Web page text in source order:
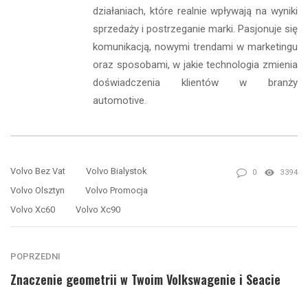
działaniach, które realnie wpływają na wyniki
sprzedaży i postrzeganie marki. Pasjonuje się
komunikacją, nowymi trendami w marketingu
oraz sposobami, w jakie technologia zmienia
doświadczenia klientów w branży
automotive.
Volvo Bez Vat
Volvo Bialystok
Volvo Olsztyn
Volvo Promocja
Volvo Xc60
Volvo Xc90
0 3394
POPRZEDNI
Znaczenie geometrii w Twoim Volkswagenie i Seacie